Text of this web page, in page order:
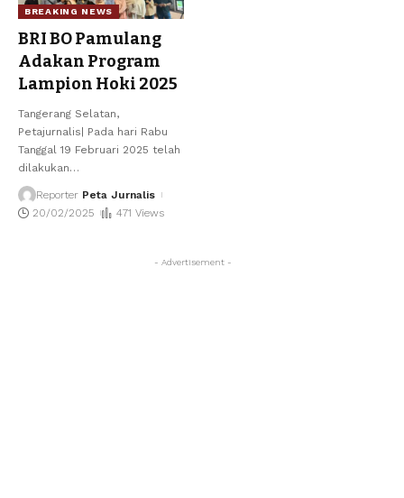
BREAKING NEWS
BRI BO Pamulang
Adakan Program
Lampion Hoki 2025
Tangerang Selatan,
Petajurnalis| Pada hari Rabu
Tanggal 19 Februari 2025 telah
dilakukan…
Reporter Peta Jurnalis
20/02/2025
471 Views
- Advertisement -